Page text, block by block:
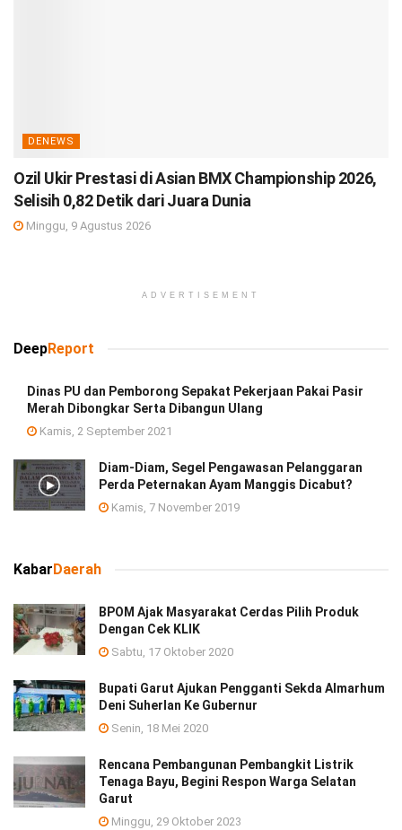
DENEWS
Ozil Ukir Prestasi di Asian BMX Championship 2026,
Selisih 0,82 Detik dari Juara Dunia
Minggu, 9 Agustus 2026
ADVERTISEMENT
DeepReport
Dinas PU dan Pemborong Sepakat Pekerjaan Pakai Pasir
Merah Dibongkar Serta Dibangun Ulang
Kamis, 2 September 2021
Diam-Diam, Segel Pengawasan Pelanggaran
Perda Peternakan Ayam Manggis Dicabut?
Kamis, 7 November 2019
Kabar Daerah
BPOM Ajak Masyarakat Cerdas Pilih Produk
Dengan Cek KLIK
Sabtu, 17 Oktober 2020
Bupati Garut Ajukan Pengganti Sekda Almarhum
Deni Suherlan Ke Gubernur
Senin, 18 Mei 2020
Rencana Pembangunan Pembangkit Listrik
Tenaga Bayu, Begini Respon Warga Selatan
Garut
Minggu, 29 Oktober 2023